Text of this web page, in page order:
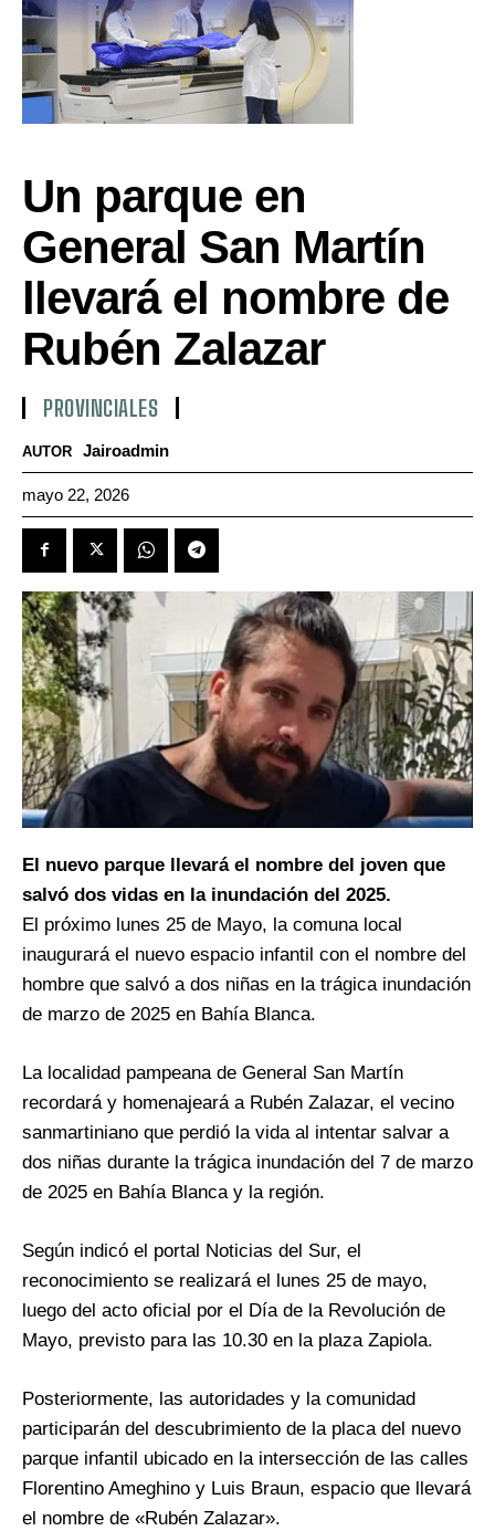
Un parque en
General San Martín
llevará el nombre de
Rubén Zalazar
PROVINCIALES
AUTOR Jairoadmin
mayo 22, 2026
El nuevo parque llevará el nombre del joven que
salvó dos vidas en la inundación del 2025.
El próximo lunes 25 de Mayo, la comuna local
inaugurará el nuevo espacio infantil con el nombre del
hombre que salvó a dos niñas en la trágica inundación
de marzo de 2025 en Bahía Blanca.
La localidad pampeana de General San Martín
recordará y homenajeará a Rubén Zalazar, el vecino
sanmartiniano que perdió la vida al intentar salvar a
dos niñas durante la trágica inundación del 7 de marzo
de 2025 en Bahía Blanca y la región.
Según indicó el portal Noticias del Sur, el
reconocimiento se realizará el lunes 25 de mayo,
luego del acto oficial por el Día de la Revolución de
Mayo, previsto para las 10.30 en la plaza Zapiola.
Posteriormente, las autoridades y la comunidad
participarán del descubrimiento de la placa del nuevo
parque infantil ubicado en la intersección de las calles
Florentino Ameghino y Luis Braun, espacio que llevará
el nombre de «Rubén Zalazar».